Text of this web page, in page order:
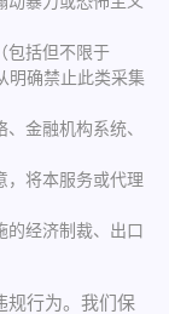
包括但不限于
明确禁止此类采集
金融机构系统、
，将本服务或代理
的经济制裁、出口
规行为。我们保